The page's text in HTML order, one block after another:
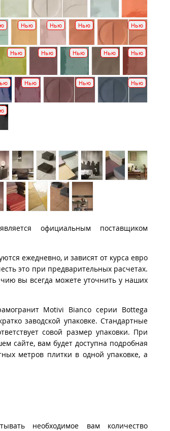
Нью Нью Нью Нью
Нью Нью Нью Нью Нью
Нью Нью Нью
официальным поставщиком
ежедневно, и зависят от курса евро
это при предварительных расчетах.
вы всегда можете уточнить у наших
Motivi Bianco серии Bottega
заводской упаковке. Стандартные
совой размер упаковки. При
сайте, вам будет доступна подробная
метров плитки в одной упаковке, а
необходимое вам количество